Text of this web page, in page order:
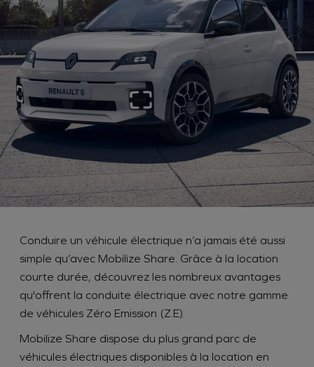
Conduire un véhicule électrique n’a jamais été aussi
simple qu’avec Mobilize Share. Grâce à la location
courte durée, découvrez les nombreux avantages
qu'offrent la conduite électrique avec notre gamme
de véhicules Zéro Emission (Z.E).
Mobilize Share dispose du plus grand parc de
véhicules électriques disponibles à la location en